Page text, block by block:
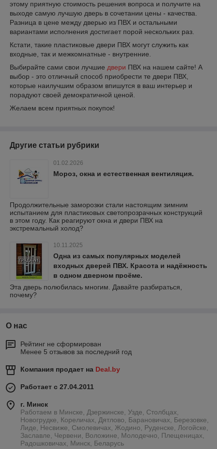
этому приятную стоимость решения вопроса и получите на
выходе самую лучшую дверь в сочетании цены - качества.
Разница в цене между дверью из ПВХ и остальными
вариантами исполнения достигает порой нескольких раз.
Кстати, такие пластиковые двери ПВХ могут служить как
входные, так и межкомнатные - внутренние.
Выбирайте сами свои лучшие двери ПВХ на нашем сайте! А
выбор - это отличный способ приобрести те двери ПВХ,
которые наилучшим образом впишутся в ваш интерьер и
порадуют своей демократичной ценой.
Желаем всем приятных покупок!
Другие статьи рубрики
01.02.2026
Мороз, окна и естественная вентиляция.
Продолжительные заморозки стали настоящим зимним
испытанием для пластиковых светопрозрачных конструкций
в этом году. Как реагируют окна и двери ПВХ на
экстремальный холод?
10.11.2025
Одна из самых популярных моделей
входных дверей ПВХ. Красота и надёжность
в одном дверном проёме.
Эта дверь полюбилась многим. Давайте разбираться,
почему?
О нас
Рейтинг не сформирован
Менее 5 отзывов за последний год
Компания продает на Deal.by
Работает с 27.04.2011
г. Минск
Работаем в Минске, Дзержинске, Узде, Столбцах,
Новогрудке, Кореличах, Дятлово, Барановичах, Березовке,
Лиде, Несвиже, Смолевичах, Жодино, Руденске, Логойске,
Заславле, Червени, Воложине, Молодечно, Плещеницах,
Радошковичах, Минск, Беларусь